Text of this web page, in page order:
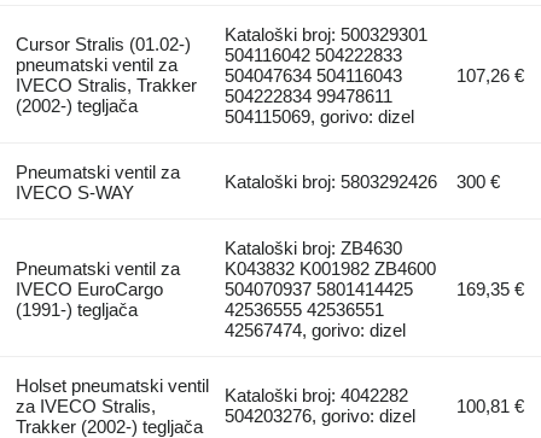
Cursor Stralis (01.02-)
pneumatski ventil za
IVECO Stralis, Trakker
(2002-) tegljača
Kataloški broj: 500329301
504116042 504222833
504047634 504116043
504222834 99478611
504115069, gorivo: dizel
107,26 €
Pneumatski ventil za
IVECO S-WAY
Kataloški broj: 5803292426 300 €
Pneumatski ventil za
IVECO EuroCargo
(1991-) tegljača
Kataloški broj: ZB4630
K043832 K001982 ZB4600
504070937 5801414425
42536555 42536551
42567474, gorivo: dizel
169,35 €
Holset pneumatski ventil
za IVECO Stralis,
Trakker (2002-) tegljača
Kataloški broj: 4042282
504203276, gorivo: dizel
100,81 €